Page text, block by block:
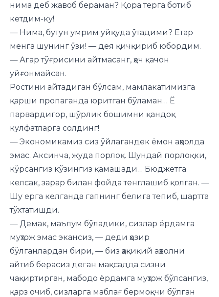
нима деб жавоб бераман? Қора терга ботиб
кетдим-ку!
— Нима, бутун умрим уйқуда ўтадими? Етар
менга шунинг ўзи! — дея қичқириб юбордим.
— Агар тўғрисини айтмасанг, ҳеч қачон
уйғонмайсан.
Ростини айтадиган бўлсам, мамлакатимизга
қарши пропаганда юритган бўламан… Ё
парвардигор, шўрлик бошимни қандоқ
кулфатларга солдинг!
— Экономикамиз сиз ўйлагандек ёмон аҳволда
эмас. Аксинча, жуда порлоқ. Шундай порлоқки,
кўрсангиз кўзингиз қамашади… Бюджетга
келсак, зарар билан фойда тенглашиб қолган. —
Шу ерга келганда гапнинг белига тепиб, шартта
тўхтатишди.
— Демак, маълум бўладики, сизлар ёрдамга
муҳтож эмас экансиз, — деди ҳозир
бўлганлардан бири, — биз ҳақиқий аҳволни
айтиб берасиз деган мақсадда сизни
чақиртирган, мабодо ёрдамга муҳтож бўлсангиз,
қарз очиб, сизларга маблағ бермоқчи бўлган